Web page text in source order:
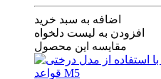
اضافه به سبد خرید
افزودن به لیست دلخواه
مقایسه این محصول